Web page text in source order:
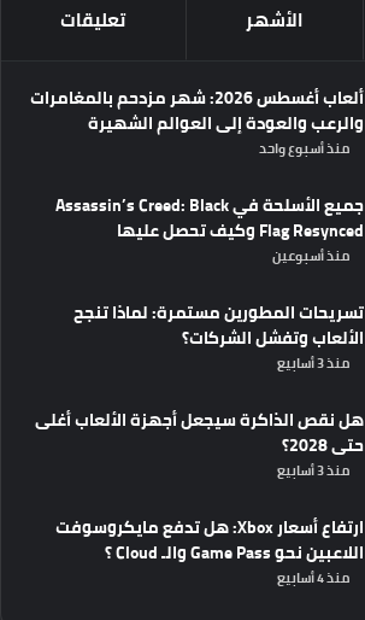
الأشهر تعليقات
ألعاب أغسطس 2026: شهر مزدحم بالمغامرات
والرعب والعودة إلى العوالم الشهيرة
منذ أسبوع واحد
جميع الأسلحة في Assassin’s Creed: Black
Flag Resynced وكيف تحصل عليها
منذ أسبوعين
تسريحات المطورين مستمرة: لماذا تنجح
الألعاب وتفشل الشركات؟
منذ 3 أسابيع
هل نقص الذاكرة سيجعل أجهزة الألعاب أغلى
حتى 2028؟
منذ 3 أسابيع
ارتفاع أسعار Xbox: هل تدفع مايكروسوفت
اللاعبين نحو Game Pass والـ Cloud ؟
منذ 4 أسابيع